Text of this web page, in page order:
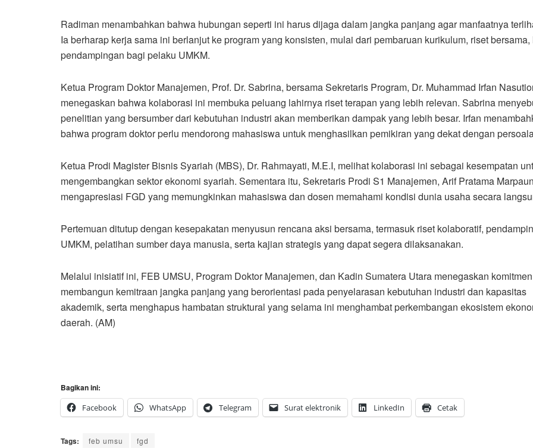
Radiman menambahkan bahwa hubungan seperti ini harus dijaga dalam jangka panjang agar manfaatnya
Ia berharap kerja sama ini berlanjut ke program yang konsisten, mulai dari pembaruan kurikulum, riset
pendampingan bagi pelaku UMKM.
Ketua Program Doktor Manajemen, Prof. Dr. Sabrina, bersama Sekretaris Program, Dr. Muhammad Irfan
menegaskan bahwa kolaborasi ini membuka peluang lahirnya riset terapan yang lebih relevan. Sabrina
penelitian yang bersumber dari kebutuhan industri akan memberikan dampak yang lebih besar. Irfan
bahwa program doktor perlu mendorong mahasiswa untuk menghasilkan pemikiran yang dekat dengan
Ketua Prodi Magister Bisnis Syariah (MBS), Dr. Rahmayati, M.E.I, melihat kolaborasi ini sebagai kesempatan
mengembangkan sektor ekonomi syariah. Sementara itu, Sekretaris Prodi S1 Manajemen, Arif Pratama
mengapresiasi FGD yang memungkinkan mahasiswa dan dosen memahami kondisi dunia usaha secara
Pertemuan ditutup dengan kesepakatan menyusun rencana aksi bersama, termasuk riset kolaboratif,
UMKM, pelatihan sumber daya manusia, serta kajian strategis yang dapat segera dilaksanakan.
Melalui inisiatif ini, FEB UMSU, Program Doktor Manajemen, dan Kadin Sumatera Utara menegaskan komitmen
membangun kemitraan jangka panjang yang berorientasi pada penyelarasan kebutuhan industri dan kapasitas
akademik, serta menghapus hambatan struktural yang selama ini menghambat perkembangan ekosistem
daerah. (AM)
Bagikan ini:
Facebook
WhatsApp Telegram Surat elektronik LinkedIn Cetak
Tags: feb umsu fgd